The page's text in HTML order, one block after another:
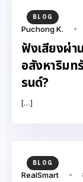
BLOG
Puchong K.
ฟังเสียงผ่
อสังหาริมท
รนด์?
[…]
BLOG
RealSmart